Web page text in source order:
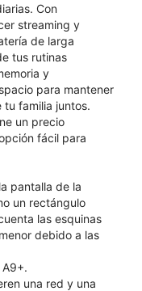
Con
streaming y
de larga
tus rutinas
y
para mantener
familia juntos.
un precio
fácil para
pantalla de la
un rectángulo
las esquinas
debido a las
una red y una